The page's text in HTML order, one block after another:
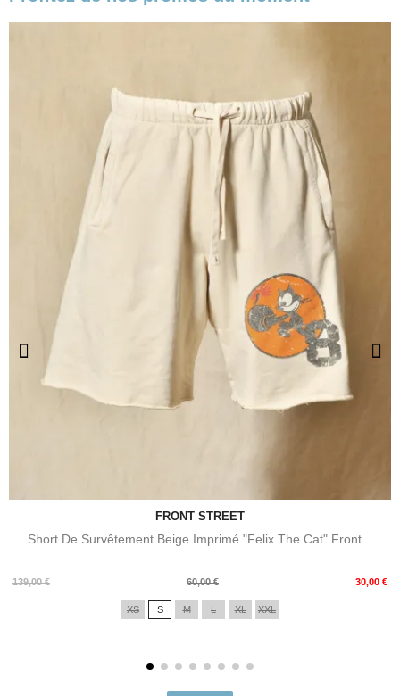
FRONT STREET
Short De Survêtement Beige Imprimé "Felix The Cat" Front...
139,00 €
Prix
60,00 € 30,00 €
Prix
XS S M L XL XXL